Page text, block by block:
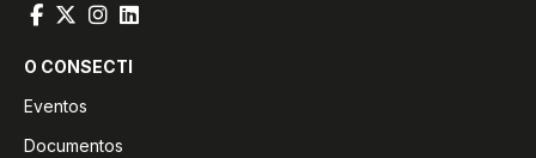
O CONSECTI
Eventos
Documentos